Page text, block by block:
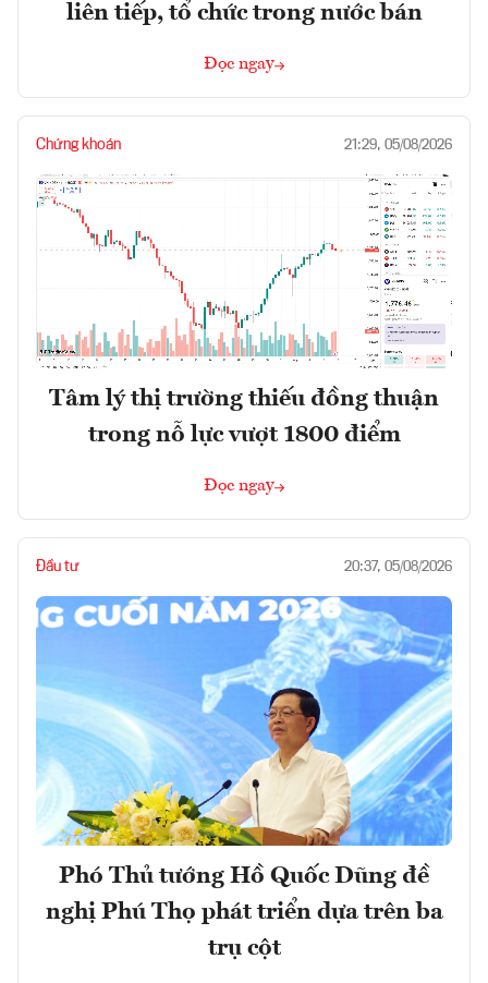
liên tiếp, tổ chức trong nước bán
Đọc ngay
Chứng khoán 21:29, 05/08/2026
Tâm lý thị trường thiếu đồng thuận
trong nỗ lực vượt 1800 điểm
Đọc ngay
Đầu tư 20:37, 05/08/2026
Phó Thủ tướng Hồ Quốc Dũng đề
nghị Phú Thọ phát triển dựa trên ba
trụ cột